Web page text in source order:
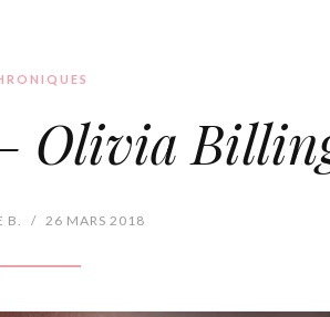
Olivia
B. / 26 MARS 2018